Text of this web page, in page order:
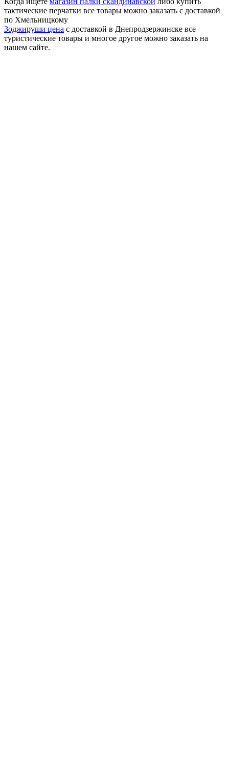
тактические перчатки все товары можно заказать с доставкой
по Хмельницкому
Зоджируши цена с доставкой в Днепродзержинске все
туристические товары и многое другое можно заказать на
нашем сайте.